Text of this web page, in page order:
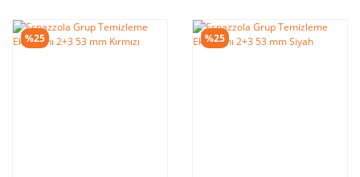
%25 %25